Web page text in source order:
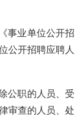
事业单位公开招
公开招聘应聘人
公职的人员、受
审查的人员、处